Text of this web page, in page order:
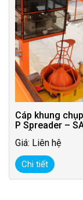
Cáp khung
P Spreader –
Giá: Liên hệ
Chi tiết